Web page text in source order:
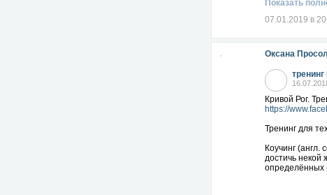
Показать
07.01.2019 в
Оксана
Кривой Рог.
https://
Тренинг для
Коучинг (англ.
достичь некой
определённых